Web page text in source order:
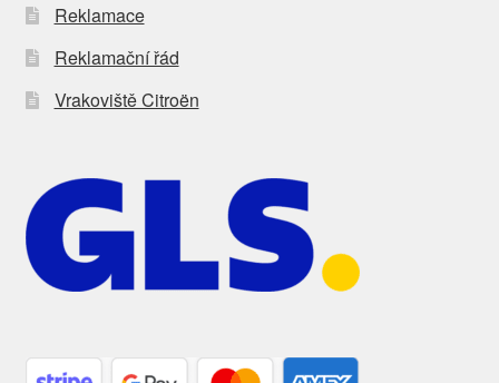
Reklamace
Reklamační řád
Vrakoviště Citroën